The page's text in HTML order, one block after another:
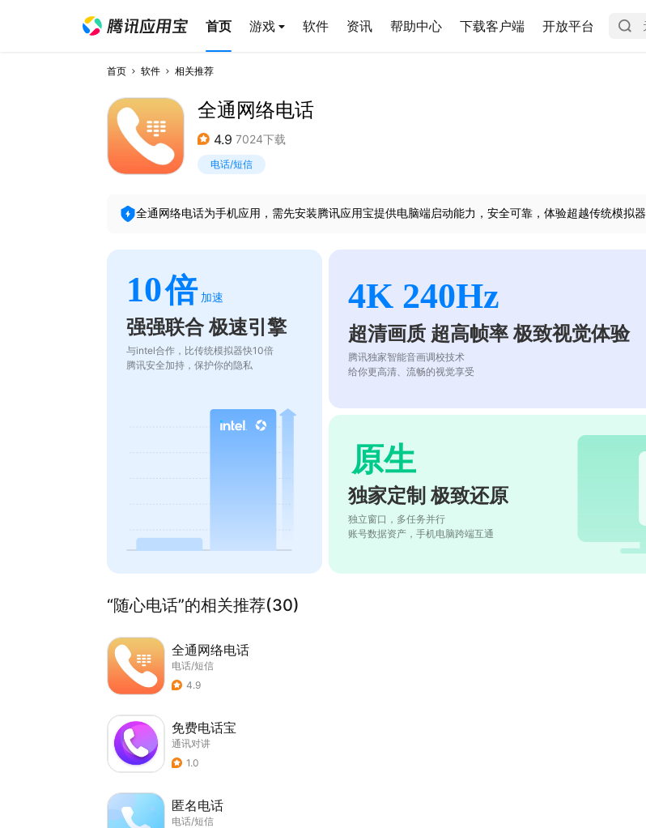
首页 游戏 软件 资讯 帮助中心 下载客户端 开放平台
首页 软件 相关推荐
全通网络电话
4.9 7024下载
电话/短信
全通网络电话为手机应用，需先安装腾讯应用宝提供电脑端启动能力，安全可靠，体验超越传统模拟器
10倍 加速
强强联合 极速引擎
与intel合作，比传统模拟器快10倍
腾讯安全加持，保护你的隐私
4K 240Hz
超清画质 超高帧率 极致视觉体验
腾讯独家智能音画调校技术
给你更高清、流畅的视觉享受
原生
独家定制 极致还原
独立窗口，多任务并行
账号数据资产，手机电脑跨端互通
“随心电话”的相关推荐(30)
全通网络电话
电话/短信
4.9
免费电话宝
通讯对讲
1.0
匿名电话
电话/短信